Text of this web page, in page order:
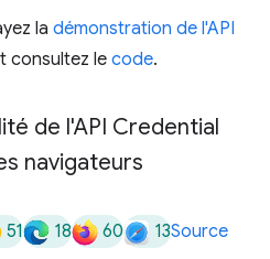
la démonstration de l'API
consultez le code.
de l'API Credential
navigateurs
51 18 60 13Source